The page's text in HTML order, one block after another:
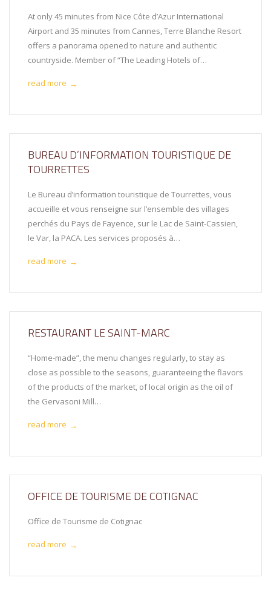
At only 45 minutes from Nice Côte d’Azur International
Airport and 35 minutes from Cannes, Terre Blanche Resort
offers a panorama opened to nature and authentic
countryside. Member of “The Leading Hotels of…
read more →
BUREAU D’INFORMATION TOURISTIQUE DE
TOURRETTES
Le Bureau d’information touristique de Tourrettes, vous
accueille et vous renseigne sur l’ensemble des villages
perchés du Pays de Fayence, sur le Lac de Saint-Cassien,
le Var, la PACA. Les services proposés à…
read more →
RESTAURANT LE SAINT-MARC
“Home-made”, the menu changes regularly, to stay as
close as possible to the seasons, guaranteeing the flavors
of the products of the market, of local origin as the oil of
the Gervasoni Mill…
read more →
OFFICE DE TOURISME DE COTIGNAC
Office de Tourisme de Cotignac
read more →